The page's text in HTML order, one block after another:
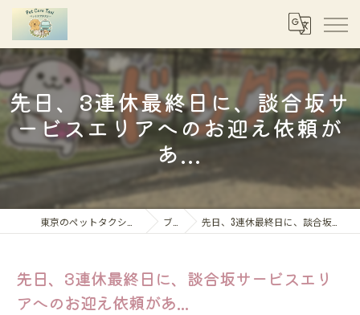
先日、3連休最終日に、談合坂サ
ービスエリアへのお迎え依頼が
あ...
ブログ 先日、3連休最終日に、談合坂サービスエリアへのお迎え依頼があ...
先日、3連休最終日に、談合坂サービスエリ
アへのお迎え依頼があ...